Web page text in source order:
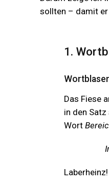
sollten – damit
1.
Das Fiese
in den
Wort